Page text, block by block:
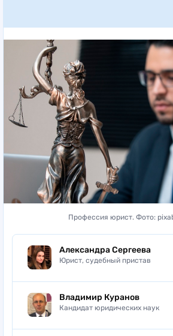
Профессия юрист. Фото:
Александра Сергеева
Юрист, судебный пристав
Владимир Куранов
Кандидат юридических наук